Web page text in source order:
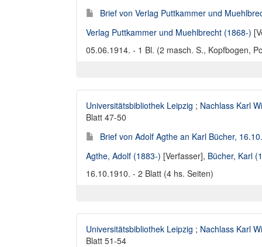
Brief von Verlag Puttkammer und
Verlag Puttkammer und Muehlbrecht (1868-)
05.06.1914. - 1 Bl. (2 masch. S., Kopfbogen,
Universitätsbibliothek Leipzig ; Nachlass Karl
Blatt 47-50
Brief von Adolf Agthe an Karl Bücher,
Agthe, Adolf (1883-) [Verfasser], Bücher, Karl
16.10.1910. - 2 Blatt (4 hs. Seiten)
Universitätsbibliothek Leipzig ; Nachlass Karl
Blatt 51-54